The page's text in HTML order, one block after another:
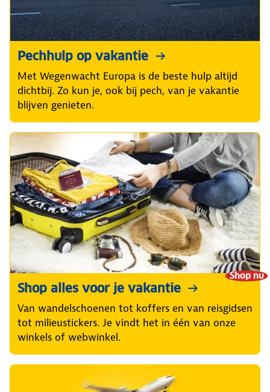
Pechhulp op vakantie
Met Wegenwacht Europa is de beste hulp altijd
dichtbij. Zo kun je, ook bij pech, van je vakantie
blijven genieten.
Shop nu
Shop alles voor je vakantie
Van wandelschoenen tot koffers en van reisgidsen
tot milieustickers. Je vindt het in één van onze
winkels of webwinkel.